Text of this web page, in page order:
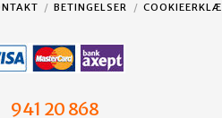
BETINGELSER
941 20 868